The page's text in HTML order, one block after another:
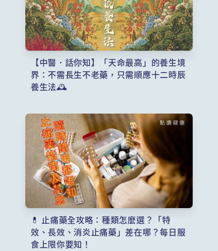
【中醫．話你知】「天命最高」的養生境
界：不需長生不老藥，只需順應十二時辰
養生法🕰️
💊 止痛藥全攻略：種類怎麼選？「特
效、長效、消炎止痛藥」差在哪？每日服
食上限你要知！